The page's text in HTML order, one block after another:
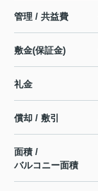
管理 / 共益費
敷金(保証金)
礼金
償却 / 敷引
面積 /
バルコニー面積